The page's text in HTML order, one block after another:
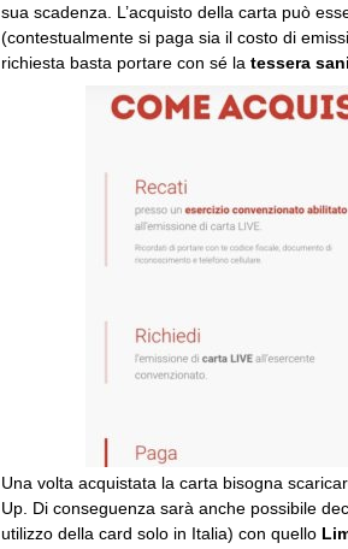
sua scadenza. L’acquisto della carta può
(contestualmente si paga sia il costo di
richiesta basta portare con sé la tessera
Una volta acquistata la carta bisogna
Up. Di conseguenza sarà anche possibile
utilizzo della card solo in Italia) con quello